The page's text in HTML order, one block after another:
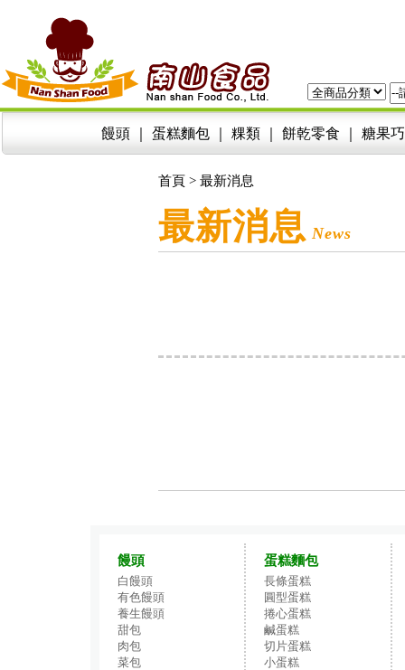
饅頭 蛋糕麵包 粿類 餅乾零食 糖果
首頁 > 最新消息
最新消息 News
饅頭
白饅頭
有色饅頭
養生饅頭
甜包
肉包
菜包
蛋糕麵包
長條蛋糕
圓型蛋糕
捲心蛋糕
鹹蛋糕
切片蛋糕
小蛋糕